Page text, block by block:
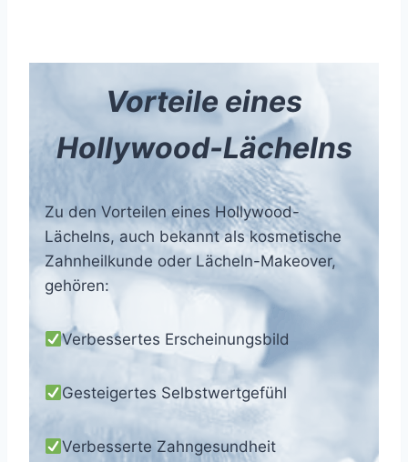
Vorteile eines
Hollywood-Lächelns
Zu den Vorteilen eines Hollywood-
Lächelns, auch bekannt als kosmetische
Zahnheilkunde oder Lächeln-Makeover,
gehören:
Verbessertes Erscheinungsbild
Gesteigertes Selbstwertgefühl
Verbesserte Zahngesundheit